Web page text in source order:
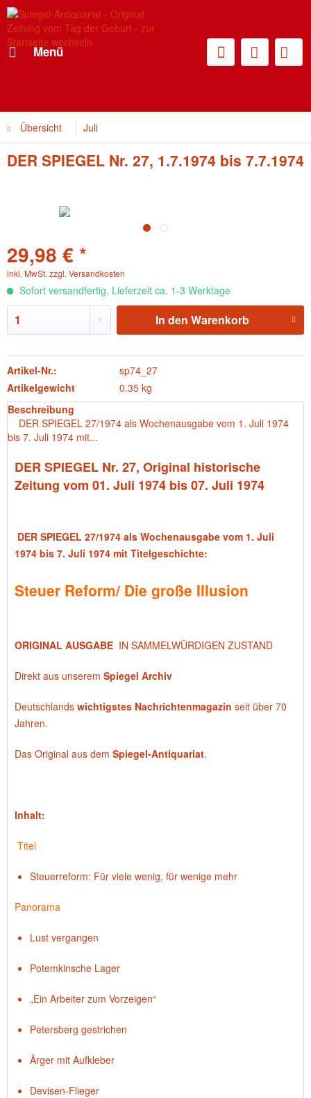
Menü
Übersicht Juli
DER SPIEGEL Nr. 27, 1.7.1974 bis 7.7.1974
29,98 € *
inkl. MwSt. zzgl. Versandkosten
Sofort versandfertig, Lieferzeit ca. 1-3 Werktage
In den Warenkorb
Artikel-Nr.:
sp74_27
Artikelgewicht
0.35 kg
Beschreibung
DER SPIEGEL 27/1974 als Wochenausgabe vom 1. Juli 1974
bis 7. Juli 1974 mit...
DER SPIEGEL Nr. 27, Original historische
Zeitung vom 01. Juli 1974 bis 07. Juli 1974
DER SPIEGEL 27/1974 als Wochenausgabe vom 1. Juli
1974 bis 7. Juli 1974 mit Titelgeschichte:
Steuer Reform/ Die große Illusion
ORIGINAL AUSGABE IN SAMMELWÜRDIGEN ZUSTAND
Direkt aus unserem Spiegel Archiv
Deutschlands wichtigstes Nachrichtenmagazin seit über 70
Jahren.
Das Original aus dem Spiegel-Antiquariat.
Inhalt:
Titel
Steuerreform: Für viele wenig, für wenige mehr
Panorama
Lust vergangen
Potemkinsche Lager
„Ein Arbeiter zum Vorzeigen“
Petersberg gestrichen
Ärger mit Aufkleber
Devisen-Flieger